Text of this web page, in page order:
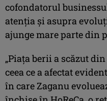
cofondatorul
atenția și asupra
ajunge mare parte din
„Piața berii a scăzut
ceea ce a afectat
în care Zaganu